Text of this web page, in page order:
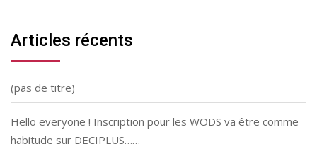
Articles récents
(pas de titre)
Hello everyone ! Inscription pour les WODS va être comme
habitude sur DECIPLUS……